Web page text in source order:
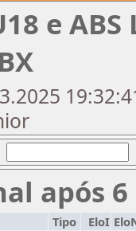
e
após
Tipo EloI